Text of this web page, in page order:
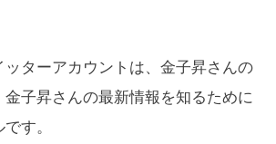
ターアカウントは、金子昇さんの
子昇さんの最新情報を知るために
す。